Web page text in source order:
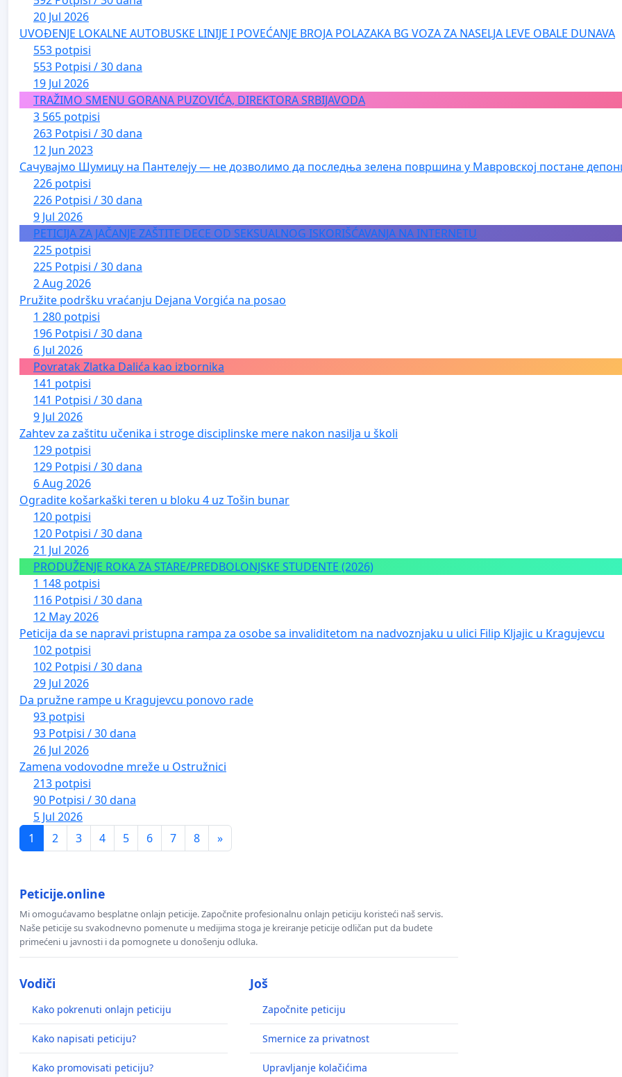
20 Jul 2026
UVOĐENJE LOKALNE AUTOBUSKE LINIJE I POVEĆANJE BROJA POLAZAKA BG VOZA ZA NASELJA LEVE OBALE DUNAVA
553 potpisi
553 Potpisi / 30 dana
19 Jul 2026
TRAŽIMO SMENU GORANA PUZOVIĆA, DIREKTORA SRBIJAVODA
3 565 potpisi
263 Potpisi / 30 dana
12 Jun 2023
Сачувајмо Шумицу на Пантелеју — не дозволимо да последња зелена површина у Мавровској постане
226 potpisi
226 Potpisi / 30 dana
9 Jul 2026
PETICIJA ZA JAČANJE ZAŠTITE DECE OD SEKSUALNOG ISKORIŠĆAVANJA NA INTERNETU
225 potpisi
225 Potpisi / 30 dana
2 Aug 2026
Pružite podršku vraćanju Dejana Vorgića na posao
1 280 potpisi
196 Potpisi / 30 dana
6 Jul 2026
Povratak Zlatka Dalića kao izbornika
141 potpisi
141 Potpisi / 30 dana
9 Jul 2026
Zahtev za zaštitu učenika i stroge disciplinske mere nakon nasilja u školi
129 potpisi
129 Potpisi / 30 dana
6 Aug 2026
Ogradite košarkaški teren u bloku 4 uz Tošin bunar
120 potpisi
120 Potpisi / 30 dana
21 Jul 2026
PRODUŽENJE ROKA ZA STARE/PREDBOLONJSKE STUDENTE (2026)
1 148 potpisi
116 Potpisi / 30 dana
12 May 2026
Peticija da se napravi pristupna rampa za osobe sa invaliditetom na nadvoznjaku u ulici Filip Kljajic u Kragujevcu
102 potpisi
102 Potpisi / 30 dana
29 Jul 2026
Da pružne rampe u Kragujevcu ponovo rade
93 potpisi
93 Potpisi / 30 dana
26 Jul 2026
Zamena vodovodne mreže u Ostružnici
213 potpisi
90 Potpisi / 30 dana
5 Jul 2026
1
2 3 4 5 6 7 8 »
Peticije.online
Mi omogućavamo besplatne onlajn peticije. Započnite profesionalnu onlajn peticiju koristeći naš servis.
Naše peticije su svakodnevno pomenute u medijima stoga je kreiranje peticije odličan put da budete
primećeni u javnosti i da pomognete u donošenju odluka.
Vodiči
Kako pokrenuti onlajn peticiju
Kako napisati peticiju?
Kako promovisati peticiju?
Još
Započnite peticiju
Smernice za privatnost
Upravljanje kolačićima